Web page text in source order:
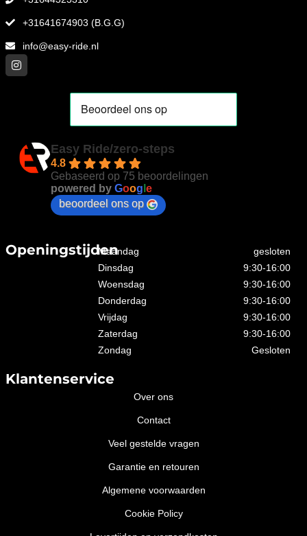
+31641674903 (B.G.G)
info@easy-ride.nl
Easy Ride/zero-steps
4.8
Gebaseerd op 75 beoordelingen
powered by Goog e
beoordeel ons op
OpeningstijdenMaandag
gesloten
Dinsdag
9:30-16:00
Woensdag
9:30-16:00
Donderdag
9:30-16:00
Vrijdag
9:30-16:00
Zaterdag
9:30-16:00
Zondag
Gesloten
Klantenservice
Over ons
Contact
Veel gestelde vragen
Garantie en retouren
Algemene voorwaarden
Cookie Policy